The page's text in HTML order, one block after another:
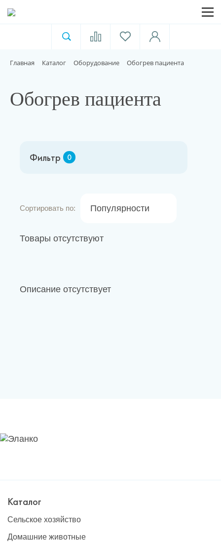
Домашние животные
Главная Каталог Оборудование Обогрев пациента
Обогрев пациента
Фильтр 0
Сортировать по: Популярности
Товары отсутствуют
Описание отсутствует
Каталог
Сельское хозяйство
Домашние животные